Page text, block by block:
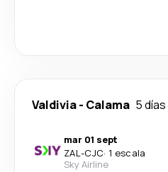
Valdivia- Calama 5 días
mar 01 sept
ZAL-CJC· 1 escala
Sky Airline